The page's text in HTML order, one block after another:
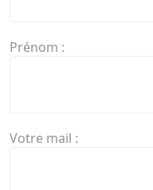
Prénom :
Votre mail :